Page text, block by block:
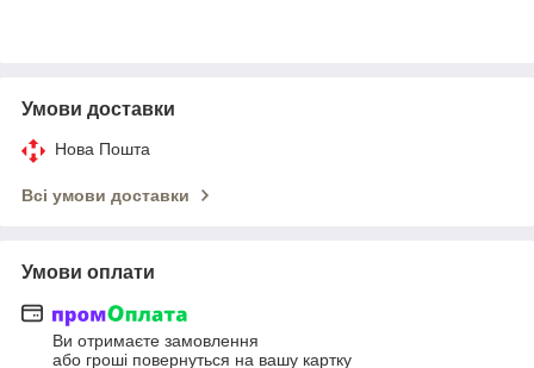
Умови доставки
Нова Пошта
Всі умови доставки
Умови оплати
Ви отримаєте замовлення
або гроші повернуться на вашу картку